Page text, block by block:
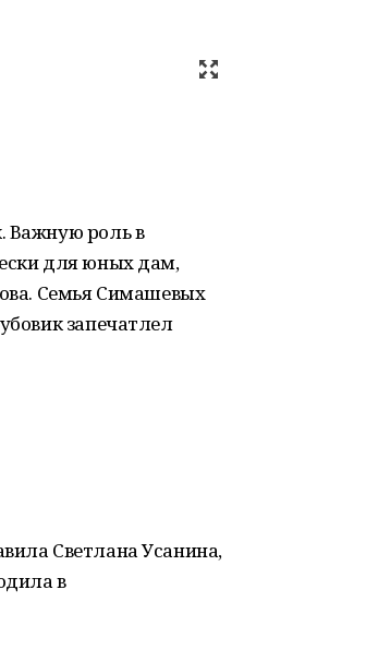
Важную роль в
для юных дам,
Семья Симашевых
запечатлел
Светлана Усанина,
в